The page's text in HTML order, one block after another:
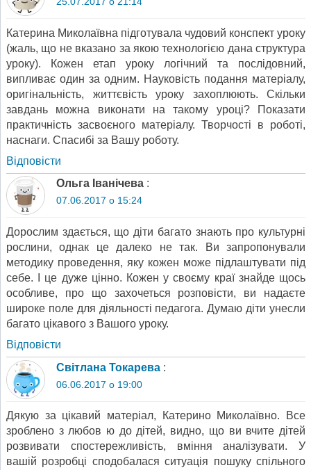
Катерина Миколаївна підготувала чудовий конспект уроку
(жаль, що не вказано за якою технологією дана структура
уроку). Кожен етап уроку логічний та послідовний,
випливає один за одним. Науковість подання матеріалу,
оригінальність, життєвість уроку захоплюють. Скільки
завдань можна виконати на такому уроці? Показати
практичність засвоєного матеріалу. Творчості в роботі,
наснаги. Спасибі за Вашу роботу.
Відповіcти
Ольга Іванічева :
07.06.2017 о 15:24
Дорослим здається, що діти багато знають про культурні
рослини, однак це далеко не так. Ви запропонували
методику проведення, яку кожен може підлаштувати під
себе. І це дуже цінно. Кожен у своєму краї знайде щось
особливе, про що захочеться розповісти, ви надаєте
широке поле для діяльності педагога. Думаю діти унесли
багато цікавого з Вашого уроку.
Відповіcти
Світлана Токарева :
06.06.2017 о 19:00
Дякую за цікавий матеріал, Катерино Миколаївно. Все
зроблено з любов ю до дітей, видно, що ви вчите дітей
розвивати спостережливість, вміння аналізувати. У
вашій розробці сподобалася ситуація пошуку спільного